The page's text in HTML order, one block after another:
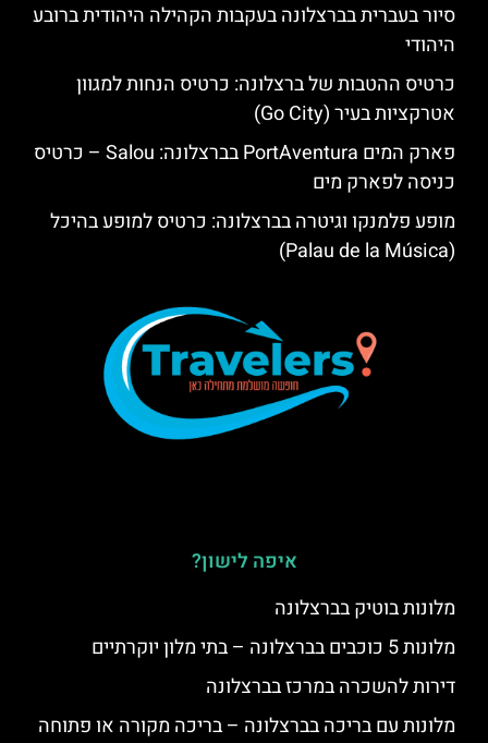
סיור בעברית בברצלונה בעקבות הקהילה היהודית ברובע
היהודי
כרטיס ההטבות של ברצלונה: כרטיס הנחות למגוון
אטרקציות בעיר (Go City)
פארק המים PortAventura בברצלונה: Salou – כרטיס
כניסה לפארק מים
מופע פלמנקו וגיטרה בברצלונה: כרטיס למופע בהיכל
(Palau de la Música)
איפה לישון?
מלונות בוטיק בברצלונה
מלונות 5 כוכבים בברצלונה – בתי מלון יוקרתיים
דירות להשכרה במרכז בברצלונה
מלונות עם בריכה בברצלונה – בריכה מקורה או פתוחה